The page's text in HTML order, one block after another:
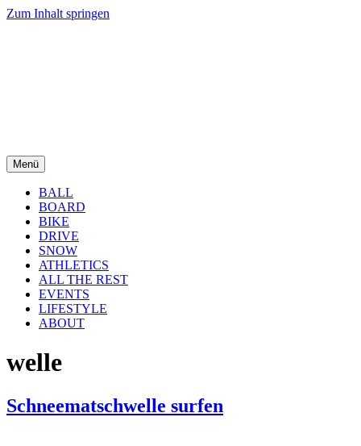
Zum Inhalt springen
Menü
BALL
BOARD
BIKE
DRIVE
SNOW
ATHLETICS
ALL THE REST
EVENTS
LIFESTYLE
ABOUT
welle
Schneematschwelle surfen